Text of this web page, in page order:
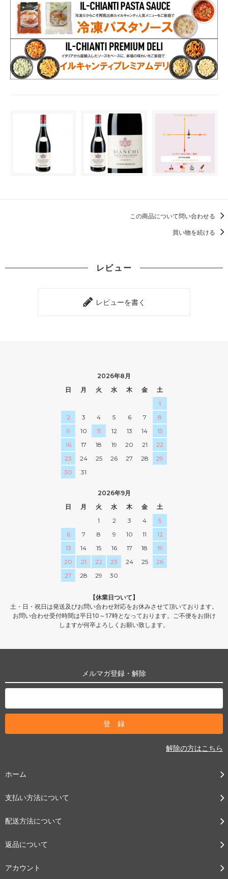
この商品について問い合わせる
買い物を続ける
レビュー
レビューを書く
2026年8月
日
月 火 水 木 金
土
1
2
3 4 5 6 7
8
9
10 11 12 13 14
15
16
17 18 19 20 21
22
23
24 25 26 27 28
29
30
31
2026年9月
日
月 火 水 木 金
土
1
2 3 4
5
6
7 8 9 10 11
12
13
14 15 16 17 18
19
20
21 22 23 24 25
26
27
28 29 30
【休業日ついて】
土・日・祝日は発送及びお問い合わせ対応をお休みさせて頂いております。
お問い合わせ受付時間は平日10～17時となっております。ご不便をお掛け
しますが何卒よろしくお願い致します。
メルマガ登録・解除
解除の方はこちら
ホーム
支払い方法について
配送方法について
返品について
アカウント